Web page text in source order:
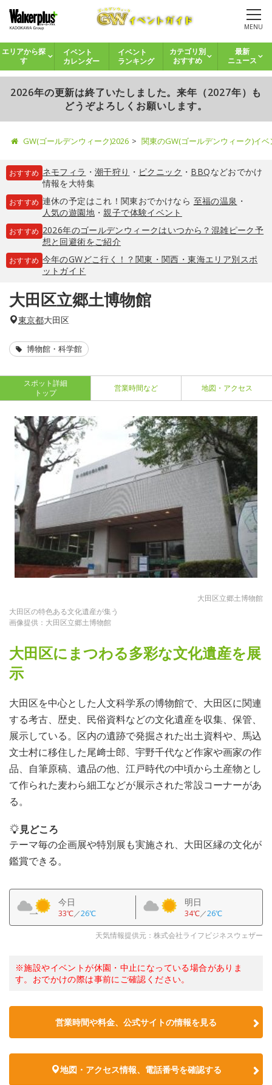
MENU
エリアから探
す
イベント
カレンダー
イベント
ランキング
カテゴリ別
おすすめ
最新
ニュース
2026年の更新は終了いたしました。来年（2027年）も
どうぞよろしくお願いします。
GW(ゴールデンウィーク)2026 関東のGW(ゴールデンウィーク)イ
おすすめ ネモフィラ ・ 潮干狩り ・ ピクニック ・ BBQなどおでかけ
情報を大特集
おすすめ 連休の予定はこれ！関東おでかけなら 至福の温泉 ・
人気の遊園地・親子で体験イベント
おすすめ 2026年のゴールデンウィークはいつから？混雑ピーク予
想と回避術をご紹介
おすすめ 今年のGWどこ行く！？関東・関西・東海エリア別スポ
ットガイド
大田区立郷土博物館
東京都大田区
博物館・科学館
スポット詳細
トップ
営業時間など 地図・アクセス
大田区立郷土博物館
大田区の特色ある文化遺産が集う
画像提供：大田区立郷土博物館
大田区にまつわる多彩な文化遺産を展
示
大田区を中心とした人文科学系の博物館で、大田区に関連
する考古、歴史、民俗資料などの文化遺産を収集、保管、
展示している。区内の遺跡で発掘された出土資料や、馬込
文士村に移住した尾﨑士郎、宇野千代など作家や画家の作
品、自筆原稿、遺品の他、江戸時代の中頃から土産物とし
て作られた麦わら細工などが展示された常設コーナーがあ
る。
見どころ
テーマ毎の企画展や特別展も実施され、大田区縁の文化が
鑑賞できる。
今日
33℃／26℃
明日
34℃／26℃
天気情報提供元：株式会社ライフビジネスウェザー
※施設やイベントが休園・中止になっている場合がありま
す。おでかけの際は事前にご確認ください。
営業時間や料金、公式サイトの情報を見る
地図・アクセス情報、電話番号を確認する